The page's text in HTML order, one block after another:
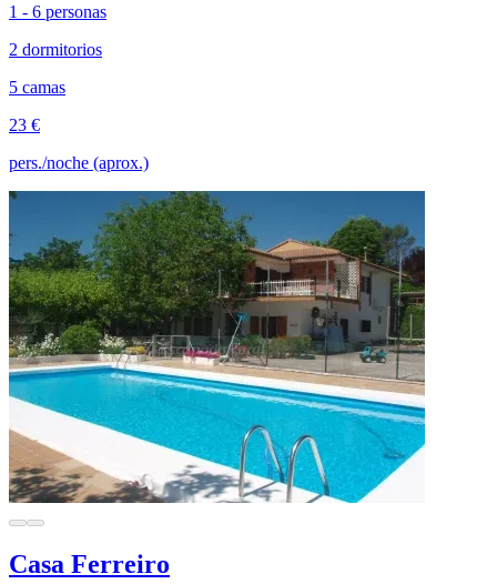
1 - 6 personas
2 dormitorios
5 camas
23 €
pers./noche (aprox.)
Casa Ferreiro